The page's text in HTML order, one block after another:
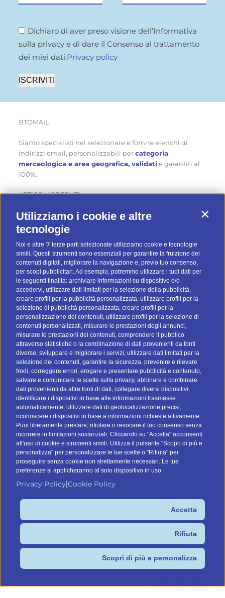
Utilizziamo i cookie e altre
tecnologie
Noi e altre 7 terze parti selezionate utilizziamo cookie e tecnologie
simili. Questi strumenti sono essenziali per garantire la fruizione dei
contenuti digitali, migliorare la navigazione e, previo tuo consenso,
per scopi pubblicitari. Ad esempio, potremmo utilizzare i tuoi dati per
le seguenti finalità: archiviare informazioni su dispositivo e/o
accedervi, utilizzare dati limitati per la selezione della pubblicità,
creare profili per la pubblicità personalizzata, utilizzare profili per la
selezione di pubblicità personalizzata, creare profili per la
personalizzazione dei contenuti, utilizzare profili per la selezione di
contenuti personalizzati, misurare le prestazioni degli annunci,
misurare le prestazioni dei contenuti, comprendere il pubblico
attraverso statistiche o la combinazione di dati provenienti da fonti
diverse, sviluppare e migliorare i servizi, utilizzare dati limitati per la
selezione dei contenuti, garantire la sicurezza, prevenire e rilevare
frodi, correggere errori, erogare e presentare pubblicità e contenuto,
salvare e comunicare le scelte sulla privacy, abbinare e combinare
dati provenienti da altre fonti di dati, collegare diversi dispositivi,
identificare i dispositivi in base alle informazioni trasmesse
automaticamente, utilizzare dati di geolocalizzazione precisi,
riconoscere i dispositivi in base a informazioni richieste attivamente.
Puoi liberamente prestare, rifiutare o revocare il tuo consenso senza
incorrere in limitazioni sostanziali. Cliccando su "Accetta" acconsenti
all'uso di cookie e strumenti simili. Utilizza il pulsante "Scopri di più e
personalizza" per personalizzare le tue scelte o "Rifiuta" per
proseguire senza cookie non strettamente necessari. Le tue
preferenze si applicheranno al solo dispositivo in uso.
Privacy Policy Cookie Policy
Accetta
Rifiuta
Scopri di più e personalizza
Dichiaro di aver preso visione dell’Informativa
sulla privacy e di dare il Consenso al trattamento
dei miei dati.Privacy policy
ISCRIVITI
BTOMAIL
Siamo specialisti nel selezionare e fornire elenchi di
indirizzi email, personalizzabili percategoria
merceologica e area geografica, validati e garantiti al
100%.
ARTICOLI RECENTI
Come ottenere nuovi clienti in estate… mentre gli altri
aspettano
Cinque modi originali per sfruttare un database di
contatti d’estate
Quattro consigli pratici per fare email marketing d’estate
CATEGORIE
Strategie email marketing
Gestione liste contatti
Privacy e GDPR
Glossario marketing
CONTATTI
Tel:045.8532046
Email:info@btomail.it
TROVA IL TUO DATABASE
Sede Italiana: Via G. Pascoli 12, 37053 Cerea (VR) – Sede de
España: C/ Lagasca 95, 28006 Madrid – P.IVA/C.F.
IT04575910239
Cookies –